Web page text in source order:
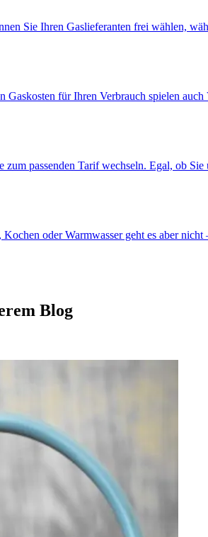
Sie Ihren Gaslieferanten frei wählen,
für Ihren Verbrauch spielen auch
passenden Tarif wechseln. Egal, ob Sie
oder Warmwasser geht es aber
Blog